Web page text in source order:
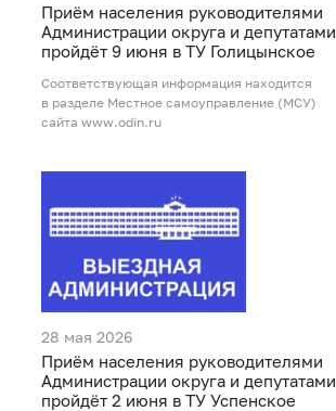
Приём населения руководителями
Администрации округа и депутатами
пройдёт 9 июня в ТУ Голицынское
Соответствующая информация находится
в разделе Местное самоуправление (МСУ)
сайта www.odin.ru
28 мая 2026
Приём населения руководителями
Администрации округа и депутатами
пройдёт 2 июня в ТУ Успенское